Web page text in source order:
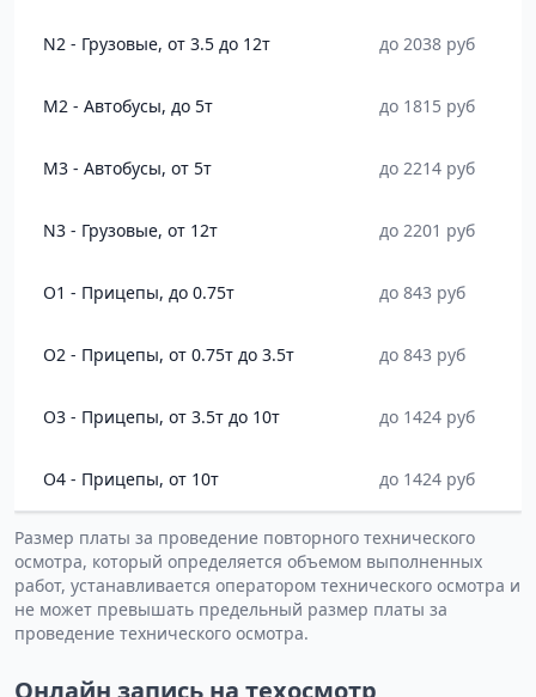
N2 - Грузовые, от 3.5 до 12т до 2038 руб
M2 - Автобусы, до 5т до 1815 руб
M3 - Автобусы, от 5т до 2214 руб
N3 - Грузовые, от 12т до 2201 руб
O1 - Прицепы, до 0.75т до 843 руб
O2 - Прицепы, от 0.75т до 3.5т до 843 руб
O3 - Прицепы, от 3.5т до 10т до 1424 руб
O4 - Прицепы, от 10т до 1424 руб
Размер платы за проведение повторного технического
осмотра, который определяется объемом выполненных
работ, устанавливается оператором технического осмотра и
не может превышать предельный размер платы за
проведение технического осмотра.
Онлайн запись на техосмотр